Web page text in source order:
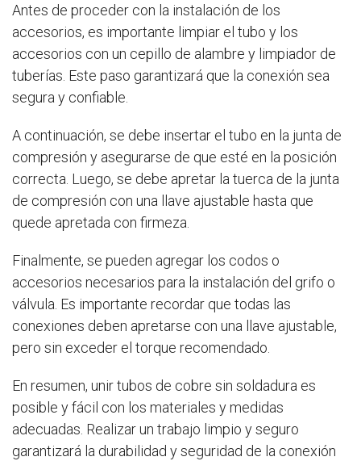
Antes de proceder con la instalación de los
accesorios, es importante limpiar el tubo y los
accesorios con un cepillo de alambre y limpiador de
tuberías. Este paso garantizará que la conexión sea
segura y confiable.
A continuación, se debe insertar el tubo en la junta de
compresión y asegurarse de que esté en la posición
correcta. Luego, se debe apretar la tuerca de la junta
de compresión con una llave ajustable hasta que
quede apretada con firmeza.
Finalmente, se pueden agregar los codos o
accesorios necesarios para la instalación del grifo o
válvula. Es importante recordar que todas las
conexiones deben apretarse con una llave ajustable,
pero sin exceder el torque recomendado.
En resumen, unir tubos de cobre sin soldadura es
posible y fácil con los materiales y medidas
adecuadas. Realizar un trabajo limpio y seguro
garantizará la durabilidad y seguridad de la conexión